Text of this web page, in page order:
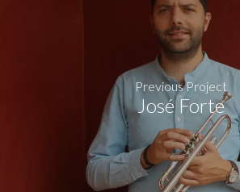
Previous Project
José Forte